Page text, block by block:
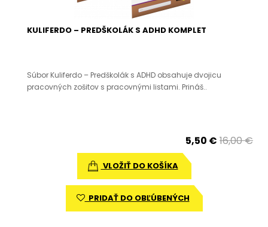
KULIFERDO – PREDŠKOLÁK S ADHD KOMPLET
Súbor Kuliferdo – Predškolák s ADHD obsahuje dvojicu
pracovných zošitov s pracovnými listami. Prináš..
5,50 € 16,00 €
VLOŽIŤ DO KOŠÍKA
PRIDAŤ DO OBĽÚBENÝCH